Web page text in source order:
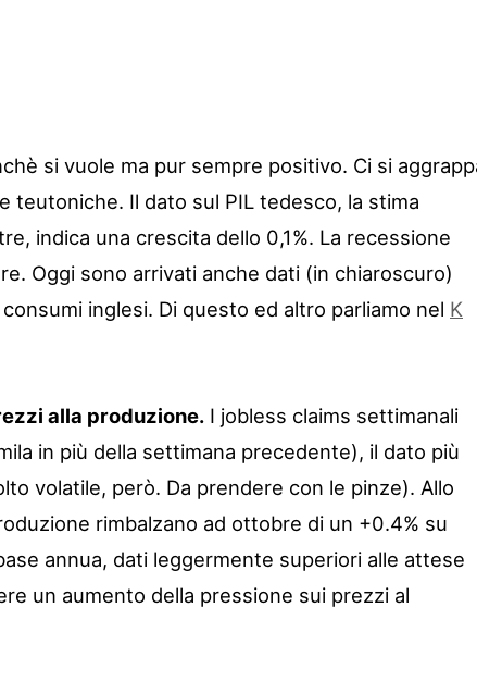
si vuole ma pur sempre positivo. Ci si
teutoniche. Il dato sul PIL tedesco, la stima
indica una crescita dello 0,1%. La recessione
Oggi sono arrivati anche dati (in chiaroscuro)
inglesi. Di questo ed altro parliamo nel K
alla produzione. I jobless claims settimanali
in più della settimana precedente), il dato più
volatile, però. Da prendere con le pinze). Allo
rimbalzano ad ottobre di un +0.4% su
annua, dati leggermente superiori alle attese
un aumento della pressione sui prezzi al